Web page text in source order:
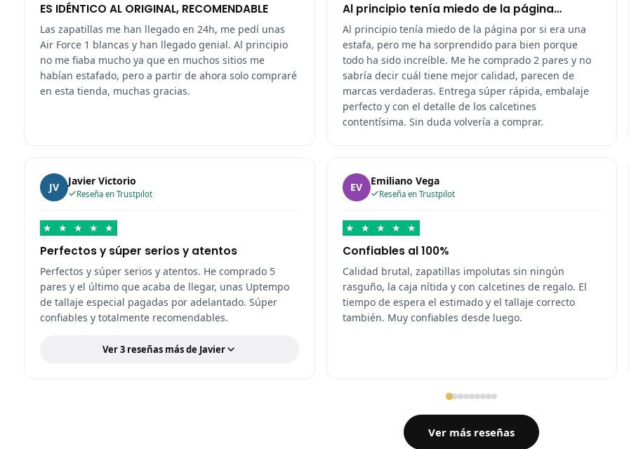
ES IDÉNTICO AL ORIGINAL, RECOMENDABLE
Las zapatillas me han llegado en 24h, me pedí unas
Air Force 1 blancas y han llegado genial. Al principio
no me fiaba mucho ya que en muchos sitios me
habían estafado, pero a partir de ahora solo compraré
en esta tienda, muchas gracias.
Al principio tenía miedo de la página…
Al principio tenía miedo de la página por si era una
estafa, pero me ha sorprendido para bien porque
todo ha sido increíble. Me he comprado 2 pares y no
sabría decir cuál tiene mejor calidad, parecen de
marcas verdaderas. Entrega súper rápida, embalaje
perfecto y con el detalle de los calcetines
contentísima. Sin duda volvería a comprar.
JV Javier Victorio
Reseña en Trustpilot
★ ★ ★ ★ ★
Perfectos y súper serios y atentos
Perfectos y súper serios y atentos. He comprado 5
pares y el último que acaba de llegar, unas Uptempo
de tallaje especial pagadas por adelantado. Súper
confiables y totalmente recomendables.
Ver 3 reseñas más de Javier
EV Emiliano Vega
Reseña en Trustpilot
★ ★ ★ ★ ★
Confiables al 100%
Calidad brutal, zapatillas impolutas sin ningún
rasguño, la caja nítida y con calcetines de regalo. El
tiempo de espera el estimado y el tallaje correcto
también. Muy confiables desde luego.
Ver más reseñas